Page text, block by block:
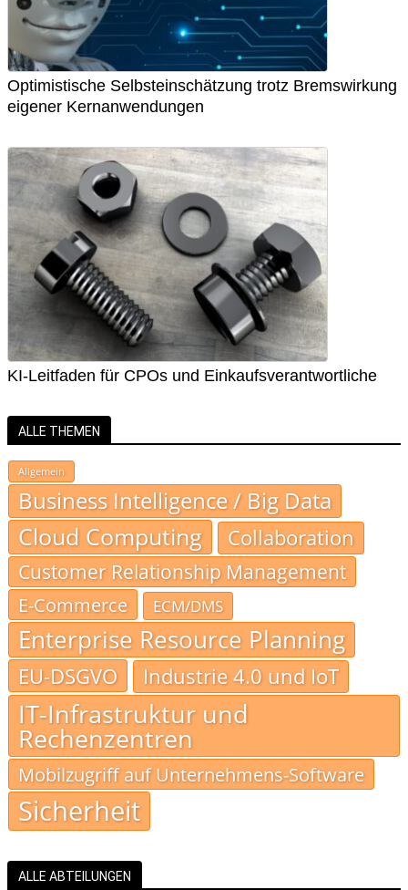
Optimistische Selbsteinschätzung trotz Bremswirkung
eigener Kernanwendungen
KI-Leitfaden für CPOs und Einkaufsverantwortliche
ALLE THEMEN
Allgemein
Business Intelligence / Big Data
Cloud Computing Collaboration
Customer Relationship Management
E-Commerce
ECM/DMS
Enterprise Resource Planning
EU-DSGVO Industrie 4.0 und IoT
IT-Infrastruktur und
Rechenzentren
Mobilzugriff auf Unternehmens-Software
Sicherheit
ALLE ABTEILUNGEN